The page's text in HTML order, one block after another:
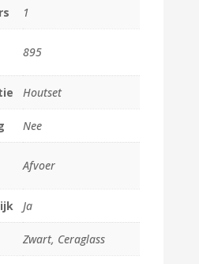
1
895
Houtset
Nee
Afvoer
Ja
Zwart, Ceraglass